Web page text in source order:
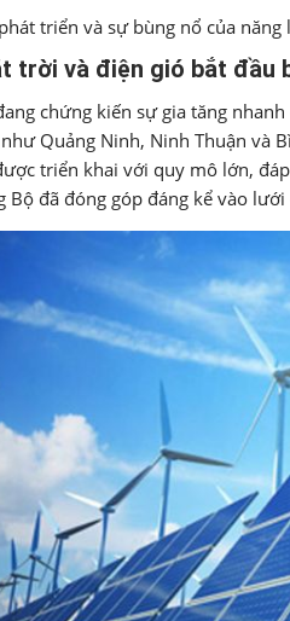
triển và sự bùng nổ của năng
trời và điện gió bắt đầu
chứng kiến sự gia tăng
Quảng Ninh, Ninh Thuận và
triển khai với quy mô lớn,
Bộ đã đóng góp đáng kể vào